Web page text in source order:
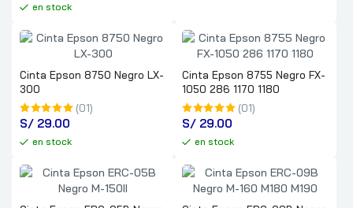
en stock
Cinta Epson 8750 Negro LX-
300
(01)
S/ 29.00
en stock
Cinta Epson 8755 Negro FX-
1050 286 1170 1180
(01)
S/ 29.00
en stock